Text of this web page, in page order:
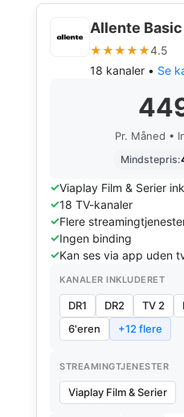
Allente Basic
★★★★★4.5
18 kanaler • Se
Pr. Måned •
Mindstepris:
Viaplay Film & Serier
18 TV-kanaler
Flere
Ingen binding
Kan ses via app uden
KANALER INKLUDERET
DR1 DR2 TV 2
6'eren
+12 flere
STREAMINGTJENESTER
Viaplay Film & Serier